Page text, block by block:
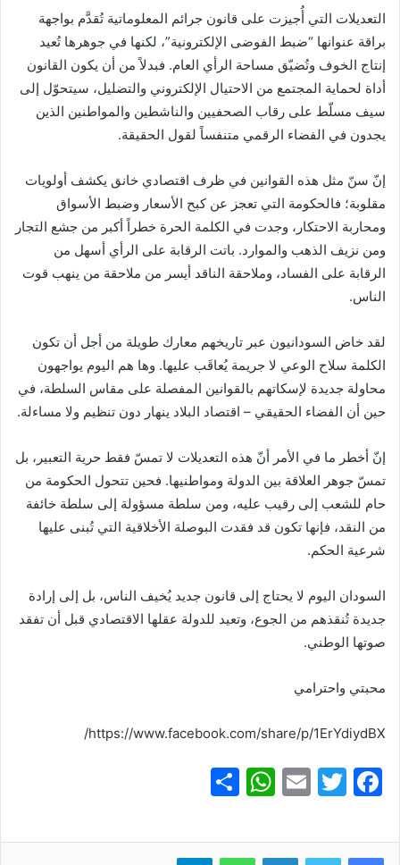
التعديلات التي أُجيزت على قانون جرائم المعلوماتية تُقدَّم بواجهة
براقة عنوانها “ضبط الفوضى الإلكترونية”، لكنها في جوهرها تُعيد
إنتاج الخوف وتُضيّق مساحة الرأي العام. فبدلاً من أن يكون القانون
أداة لحماية المجتمع من الاحتيال الإلكتروني والتضليل، سيتحوّل إلى
سيف مسلّط على رقاب الصحفيين والناشطين والمواطنين الذين
يجدون في الفضاء الرقمي متنفساً لقول الحقيقة.
إنّ سنّ مثل هذه القوانين في ظرف اقتصادي خانق يكشف أولويات
مقلوبة؛ فالحكومة التي تعجز عن كبح الأسعار وضبط الأسواق
ومحاربة الاحتكار، وجدت في الكلمة الحرة خطراً أكبر من جشع التجار
ومن نزيف الذهب والموارد. باتت الرقابة على الرأي أسهل من
الرقابة على الفساد، وملاحقة الناقد أيسر من ملاحقة من ينهب قوت
الناس.
لقد خاض السودانيون عبر تاريخهم معارك طويلة من أجل أن تكون
الكلمة سلاح الوعي لا جريمة يُعاقَب عليها. وها هم اليوم يواجهون
محاولة جديدة لإسكاتهم بالقوانين المفصلة على مقاس السلطة، في
حين أن الفضاء الحقيقي – اقتصاد البلاد ينهار دون تنظيم ولا مساءلة.
إنّ أخطر ما في الأمر أنّ هذه التعديلات لا تمسّ فقط حرية التعبير، بل
تمسّ جوهر العلاقة بين الدولة ومواطنيها. فحين تتحول الحكومة من
حام للشعب إلى رقيب عليه، ومن سلطة مسؤولة إلى سلطة خائفة
من النقد، فإنها تكون قد فقدت البوصلة الأخلاقية التي تُبنى عليها
شرعية الحكم.
السودان اليوم لا يحتاج إلى قانون جديد يُخيف الناس، بل إلى إرادة
جديدة تُنقذهم من الجوع، وتعيد للدولة عقلها الاقتصادي قبل أن تفقد
صوتها الوطني.
محبتي واحترامي
https://www.facebook.com/share/p/1ErYdiydBX/
F
c
T
itt
E
ai
W
at
ar
لينكدإن واتساب تيلقرام